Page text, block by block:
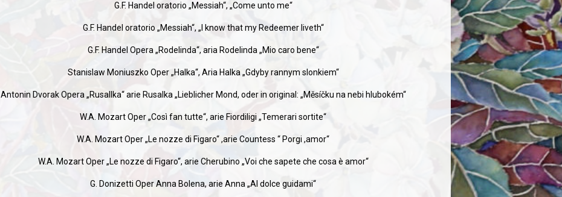
G.F. Handel oratorio „Messiah“, „Come unto me“
G.F. Handel oratorio „Messiah“, „I know that my Redeemer liveth“
G.F. Handel Opera „Rodelinda“, aria Rodelinda „Mio caro bene“
Stanislaw Moniuszko Oper „Halka“, Aria Halka „Gdyby rannym slonkiem“
Antonin Dvorak Opera „Rusallka“ arie Rusalka „Lieblicher Mond, oder in original: „Měsíčku na nebi hlubokém“
W.A. Mozart Oper „Così fan tutte“, arie Fiordiligi „Temerari sortite“
W.A. Mozart Oper „Le nozze di Figaro“ ,arie Countess “ Porgi ,amor“
W.A. Mozart Oper „Le nozze di Figaro“, arie Cherubino „Voi che sapete che cosa è amor“
G. Donizetti Oper Anna Bolena, arie Anna „Al dolce guidami“